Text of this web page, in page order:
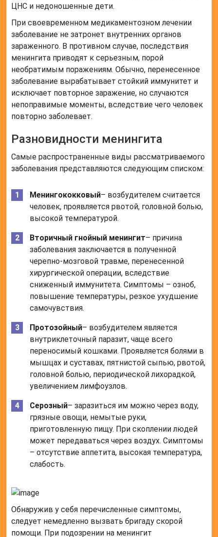
ЦНС и недоношенные дети.
При своевременном медикаментозном лечении
заболевание не затронет внутренних органов
зараженного. В противном случае, последствия
менингита приводят к серьезным, порой
необратимым поражениям. Обычно, перенесенное
заболевание вырабатывает стойкий иммунитет и
исключает повторное заражение, но случаются
непоправимые моменты, вследствие чего человек
повторно заболевает.
Разновидности менингита
Самые распространенные виды рассматриваемого
заболевания представляются следующим списком:
Менингококковый– возбудителем считается
человек, проявляется рвотой, головной болью,
высокой температурой.
Вторичный гнойный менингит– причина
заболевания заключается в полученной
черепно-мозговой травме, перенесенной
хирургической операции, вследствие
сниженный иммунитета. Симптомы – озноб,
повышение температуры, резкое ухудшение
самочувствия.
Протозойный– возбудителем является
внутриклеточный паразит, чаще всего
переносимый кошками. Проявляется болями в
мышцах и суставах, пятнистой сыпью, рвотой,
головной болью, периодической лихорадкой,
увеличением лимфоузлов.
Серозный– заразиться им можно через воду,
грязные овощи, немытые руки,
приготовленную пищу. При скоплении людей
может передаваться через воздух. Симптомы
– отсутствие аппетита, высокая температура,
слабость.
Обнаружив у себя перечисленные симптомы,
следует немедленно вызвать бригаду скорой
помощи. При подозрении на менингит